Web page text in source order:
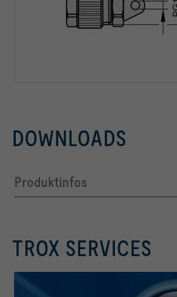
DOWNLOADS
Produktinfos
TROX SERVICES